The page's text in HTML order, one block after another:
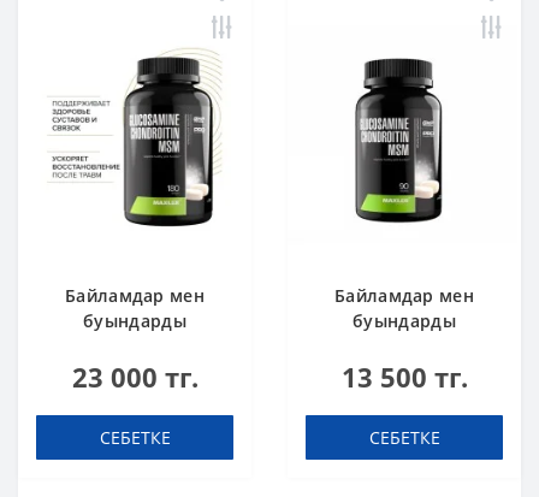
Байламдар мен
буындарды
препарат Maxler
Chondroitin MSM
180 tabs
23 000 тг.
СЕБЕТКЕ
Байламдар мен
буындарды
препарат Maxler
Chondroitin MSM 90
tabs black
13 500 тг.
СЕБЕТКЕ